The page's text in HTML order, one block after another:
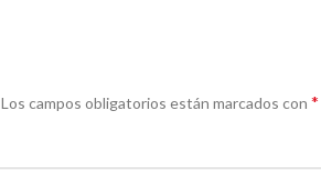
Los campos obligatorios están marcados con *